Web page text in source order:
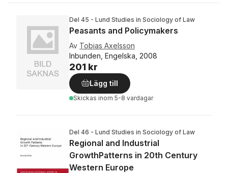
Del 45 - Lund Studies in Sociology of Law
Peasants and Policymakers
Av Tobias Axelsson
Inbunden, Engelska, 2008
201 kr
Lägg till
Skickas inom 5-8 vardagar
Del 46 - Lund Studies in Sociology of Law
Regional and Industrial
GrowthPatterns in 20th Century
Western Europe